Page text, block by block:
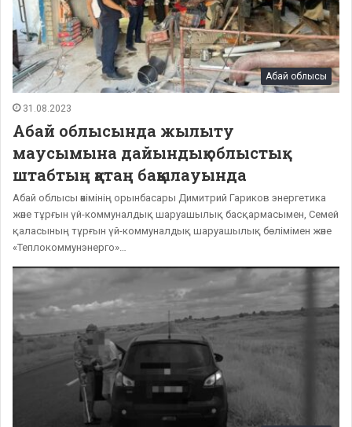
Абай облысы
31.08.2023
Абай облысында жылыту
маусымына дайындық облыстық
штабтың қатаң бақылауында
Абай облысы әкімінің орынбасары Димитрий Гариков энергетика
және тұрғын үй-коммуналдық шаруашылық басқармасымен, Семей
қаласының тұрғын үй-коммуналдық шаруашылық бөлімімен және
«Теплокоммунэнерго»…